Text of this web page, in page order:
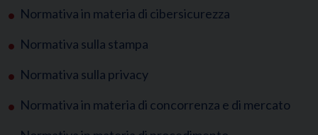
Normativa in materia di cibersicurezza
Normativa sulla stampa
Normativa sulla privacy
Normativa in materia di concorrenza e di mercato